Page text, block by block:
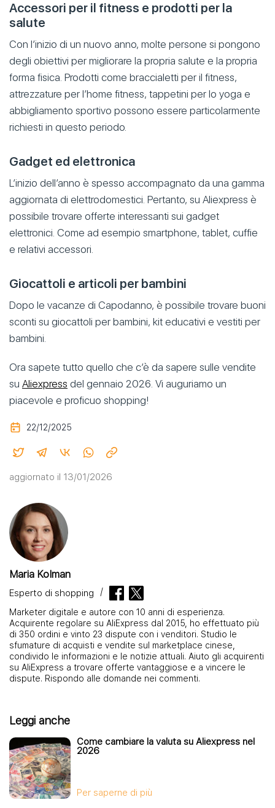
Accessori per il fitness e prodotti per la
salute
Con l’inizio di un nuovo anno, molte persone si pongono
degli obiettivi per migliorare la propria salute e la propria
forma fisica. Prodotti come braccialetti per il fitness,
attrezzature per l’home fitness, tappetini per lo yoga e
abbigliamento sportivo possono essere particolarmente
richiesti in questo periodo.
Gadget ed elettronica
L’inizio dell’anno è spesso accompagnato da una gamma
aggiornata di elettrodomestici. Pertanto, su Aliexpress è
possibile trovare offerte interessanti sui gadget
elettronici. Come ad esempio smartphone, tablet, cuffie
e relativi accessori.
Giocattoli e articoli per bambini
Dopo le vacanze di Capodanno, è possibile trovare buoni
sconti su giocattoli per bambini, kit educativi e vestiti per
bambini.
Ora sapete tutto quello che c’è da sapere sulle vendite
su Aliexpress del gennaio 2026. Vi auguriamo un
piacevole e proficuo shopping!
22/12/2025
aggiornato il 13/01/2026
Maria Kolman
Esperto di shopping
Marketer digitale e autore con 10 anni di esperienza.
Acquirente regolare su AliExpress dal 2015, ho effettuato più
di 350 ordini e vinto 23 dispute con i venditori. Studio le
sfumature di acquisti e vendite sul marketplace cinese,
condivido le informazioni e le notizie attuali. Aiuto gli acquirenti
su AliExpress a trovare offerte vantaggiose e a vincere le
dispute. Rispondo alle domande nei commenti.
Leggi anche
Come cambiare la valuta su Aliexpress nel
2026
Per saperne di più